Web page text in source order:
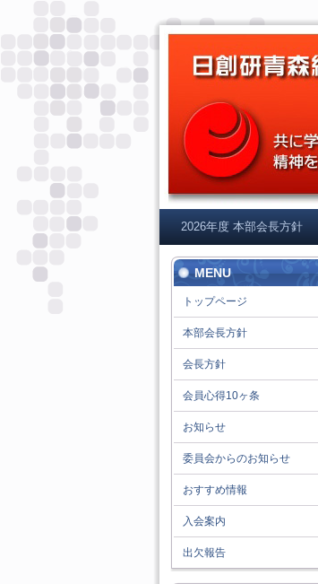
2026年度 本部会長方針
MENU
トップページ
本部会長方針
会長方針
会員心得10ヶ条
お知らせ
委員会からのお知らせ
おすすめ情報
入会案内
出欠報告